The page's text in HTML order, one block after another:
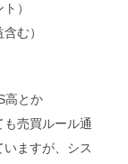
）
む）
高とか
売買ルール通
ますが、シス